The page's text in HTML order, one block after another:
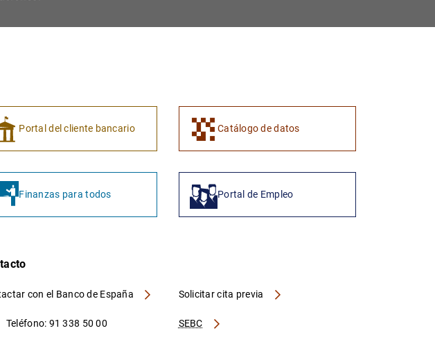
Portal del cliente bancario Catálogo de datos
Finanzas para todos Portal de Empleo
con el Banco de España
SEBC
Solicitar cita previa
Teléfono: 91 338 50 00